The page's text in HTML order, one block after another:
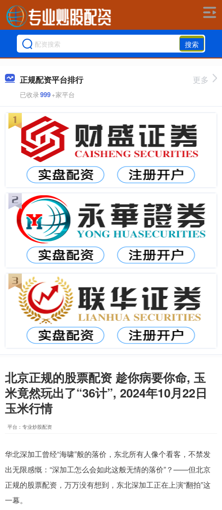
搜索
正规配资平台排行
已收录999+家平台
更多
北京正规的股票配资 趁你病要你命, 玉
米竟然玩出了“36计”, 2024年10月22日
玉米行情
平台：专业炒股配资
华北深加工曾经“海啸”般的落价，东北所有人像个看客，不禁发
出无限感慨：“深加工怎么会如此这般无情的落价”？——但北京
正规的股票配资，万万没有想到，东北深加工正在上演“翻拍”这
一幕。